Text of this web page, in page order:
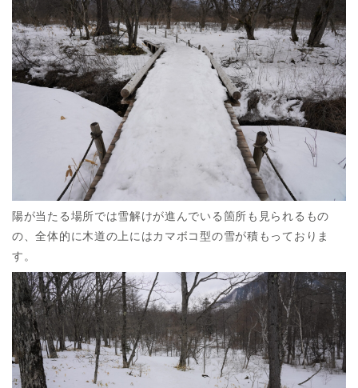
陽が当たる場所では雪解けが進んでいる箇所も見られるもの
の、全体的に木道の上にはカマボコ型の雪が積もっておりま
す。